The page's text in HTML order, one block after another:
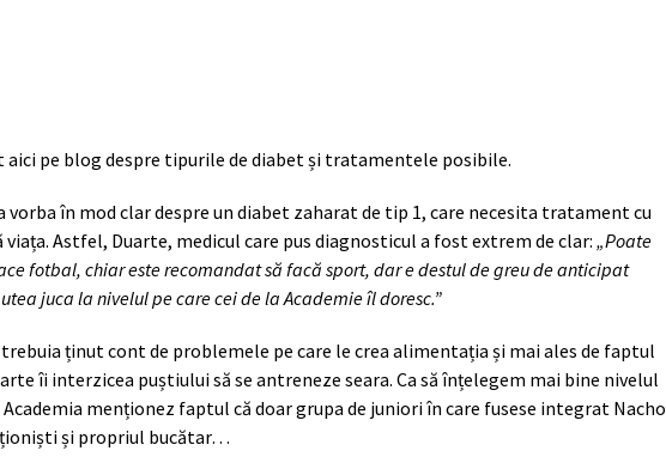
aici pe blog despre tipurile de diabet și tratamentele posibile.
vorba în mod clar despre un diabet zaharat de tip 1, care necesita tratament cu
Astfel, Duarte, medicul care pus diagnosticul a fost extrem de clar: „Poate
fotbal, chiar este recomandat să facă sport, dar e destul de greu de anticipat
juca la nivelul pe care cei de la Academie îl doresc.”
trebuia ținut cont de problemele pe care le crea alimentația și mai ales de faptul
îi interzicea puștiului să se antreneze seara. Ca să înțelegem mai bine nivelul
Academia menționez faptul că doar grupa de juniori în care fusese integrat Nacho
și propriul bucătar…